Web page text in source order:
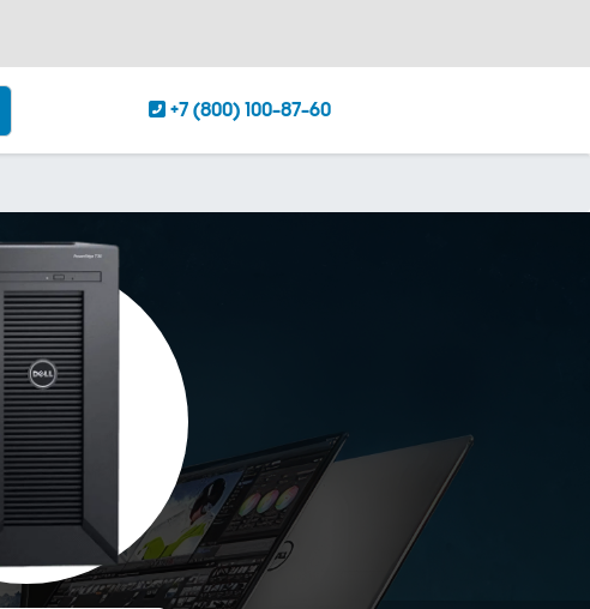
+7 (800) 100-87-60